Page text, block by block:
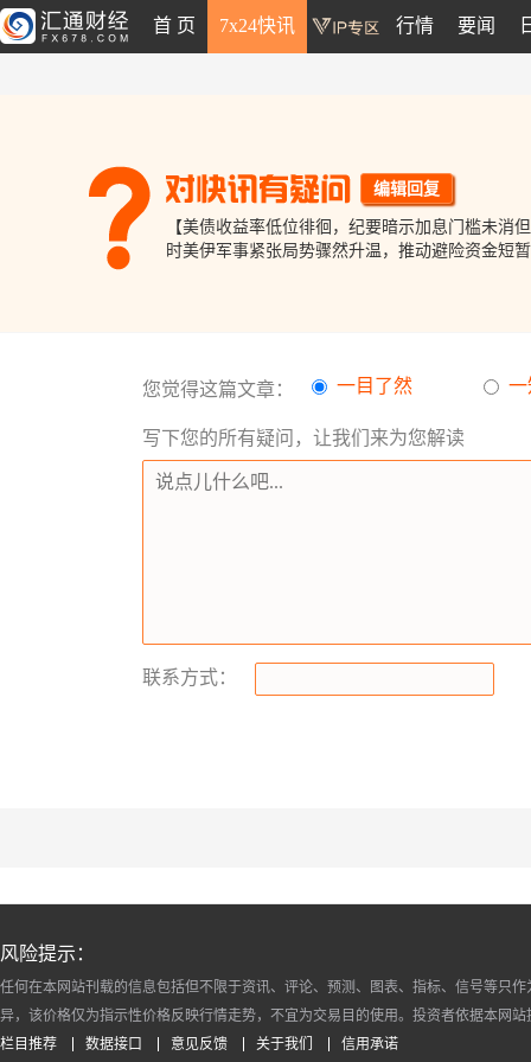
首 页 7x24快讯 行情 要闻
【美债收益率低位徘徊，纪要暗示加息门槛未
时美伊军事紧张局势骤然升温，推动避险资金短
编辑回复
您觉得这篇文章： 一目了然 一
写下您的所有疑问，让我们来为您解读
联系方式：
风险提示：
任何在本网站刊载的信息包括但不限于资讯、评论、预测、图表、指标、信号等只
异，该价格仅为指示性价格反映行情走势，不宜为交易目的使用。投资者依据本网
栏目推荐
数据接口 意见反馈 关于我们 信用承诺